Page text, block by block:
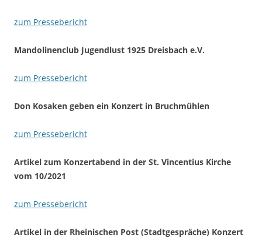
zum Pressebericht
Mandolinenclub Jugendlust 1925 Dreisbach e.V.
zum Pressebericht
Don Kosaken geben ein Konzert in Bruchmühlen
zum Pressebericht
Artikel zum Konzertabend in der St. Vincentius Kirche
vom 10/2021
zum Pressebericht
Artikel in der Rheinischen Post (Stadtgespräche) Konzert